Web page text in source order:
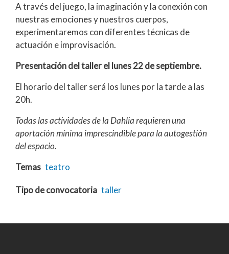
A través del juego, la imaginación y la conexión con
nuestras emociones y nuestros cuerpos,
experimentaremos con diferentes técnicas de
actuación e improvisación.
Presentación del taller el lunes 22 de septiembre.
El horario del taller será los lunes por la tarde a las
20h.
Todas las actividades de la Dahlia requieren una
aportación mínima imprescindible para la autogestión
del espacio.
Temas teatro
Tipo de convocatoria taller